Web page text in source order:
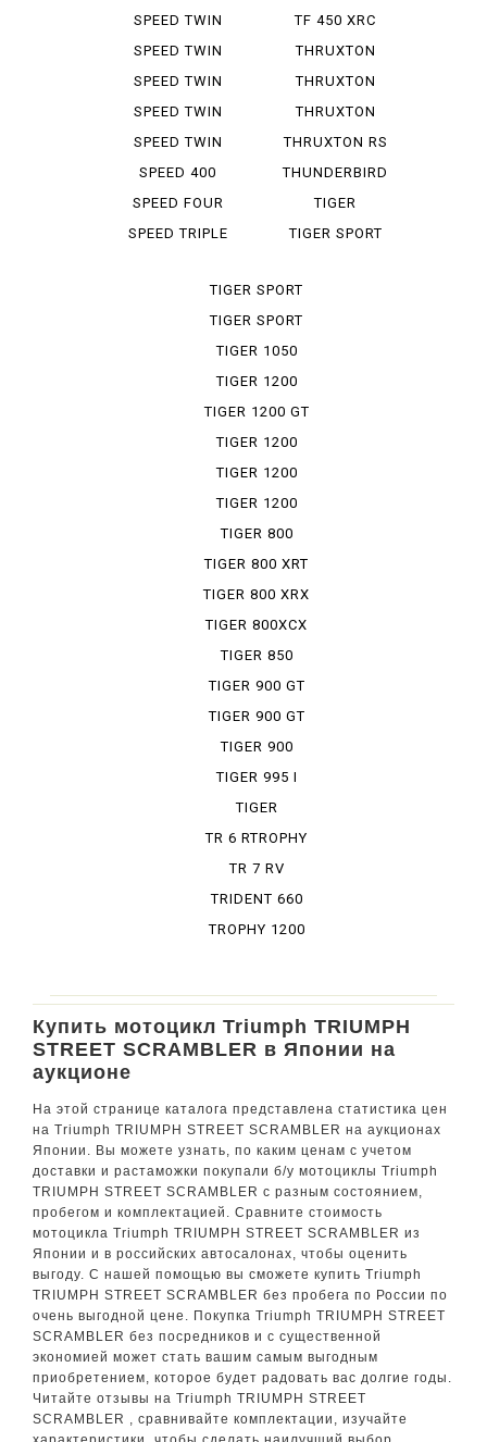
ICONED
SPEED TWIN
SPEED TWIN
1200
SPEED TWIN
1200 RS
SPEED TWIN
900
SPEED TWIN
RS
SPEED 400
SPEED FOUR
SPEED TRIPLE
TF 450 XRC
THRUXTON
THRUXTON
1200
THRUXTON
1200 R
THRUXTON RS
THUNDERBIRD
TIGER
EXPLORER XR
TIGER SPORT
TIGER SPORT
660
TIGER SPORT
800
TIGER 1050
TIGER 1200
TIGER 1200 GT
PRO
TIGER 1200
RALLY
TIGER 1200
RALLY ...
TIGER 1200
XRT
TIGER 800
TIGER 800 XRT
TIGER 800 XRX
TIGER 800XCX
TIGER 850
SPORT
TIGER 900 GT
TIGER 900 GT
PRO
TIGER 900
RALLY PRO
TIGER 995 I
TIGER
EXPLORER
TR 6 RTROPHY
TR 7 RV
TRIDENT 660
TROPHY 1200
Купить мотоцикл Triumph TRIUMPH
STREET SCRAMBLER в Японии на
аукционе
На этой странице каталога представлена статистика цен
на Triumph TRIUMPH STREET SCRAMBLER на аукционах
Японии. Вы можете узнать, по каким ценам с учетом
доставки и растаможки покупали б/у мотоциклы Triumph
TRIUMPH STREET SCRAMBLER с разным состоянием,
пробегом и комплектацией. Сравните стоимость
мотоцикла Triumph TRIUMPH STREET SCRAMBLER из
Японии и в российских автосалонах, чтобы оценить
выгоду. С нашей помощью вы сможете купить Triumph
TRIUMPH STREET SCRAMBLER без пробега по России по
очень выгодной цене. Покупка Triumph TRIUMPH STREET
SCRAMBLER без посредников и с существенной
экономией может стать вашим самым выгодным
приобретением, которое будет радовать вас долгие годы.
Читайте отзывы на Triumph TRIUMPH STREET
SCRAMBLER , сравнивайте комплектации, изучайте